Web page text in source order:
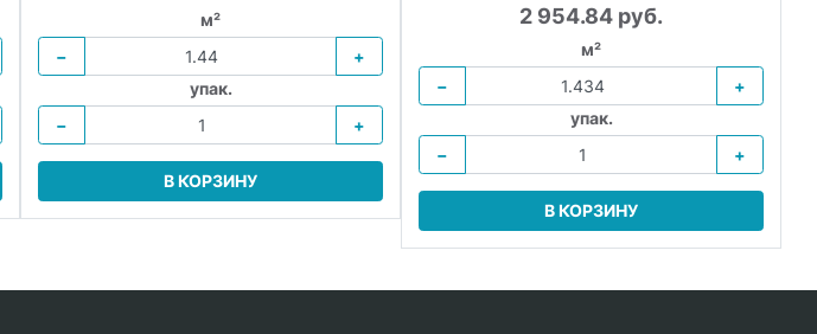
м²
−
+
упак.
−
+
В КОРЗИНУ
2 954.84 руб.
м²
−
+
упак.
−
+
В КОРЗИНУ